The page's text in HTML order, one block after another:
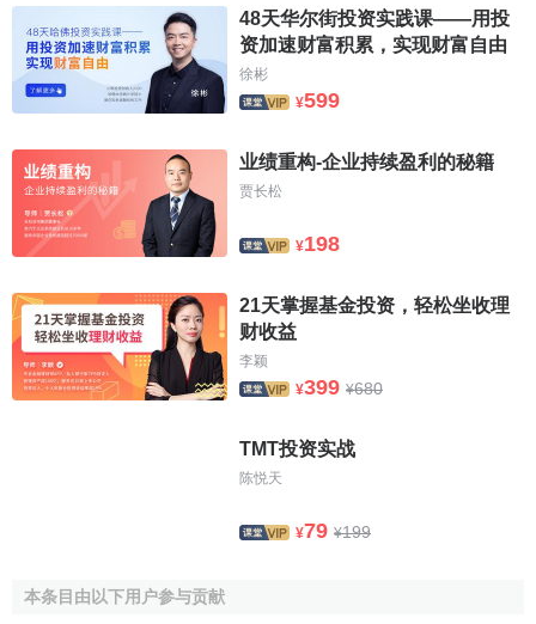
討價還價
的成本，即關於剩餘分配的爭論是無
效率的;第二，由於事後信息不對稱，或事後決策權的事前安
排不當，重新
談判 可能達不成有
率的成本，第三，因為交易收益的分配還要取決於締約方事
己套牢的考慮，導致事前的關係專用性投資扭曲(如投資不
足)。
制約企業投資效率因素的治理
第一，所有權 、市場流動性與企業投資效率。
一般地， 公司治理
通常包括兩種模式，即盎格魯一撒克
遜模式(簡稱AS模式)，亦即美英公司為代表的
或 公司控制權來實現對管理層
，而GJ模式則強調內部治理或股權集中/
。按照AS模式，公司的業績
價值，公司 股票價格 就會下降，管理層面臨企業被
48天华尔街投资实践课——用投
资加速财富积累，实现财富自由
徐彬
¥599
业绩重构-企业持续盈利的秘籍
贾长松
¥198
21天掌握基金投资，轻松坐收理
财收益
李颖
¥399 ¥680
TMT投资实战
陈悦天
¥79 ¥199
本条目由以下用户参与贡献